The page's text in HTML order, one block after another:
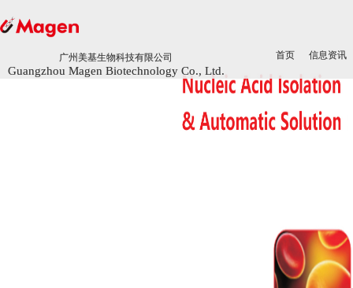
广州美基生物科技有限公司
Guangzhou Magen Biotechnology Co., Ltd.
首页 信息资讯
广州美基生物科技有限公司
Guangzhou Magen Biotechnology Co., Ltd.
首页 信息资讯